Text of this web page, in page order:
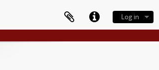
Log in